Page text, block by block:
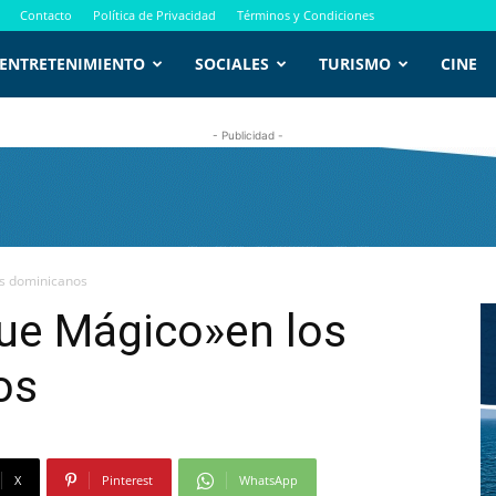
Contacto Política de Privacidad Términos y Condiciones
ENTRETENIMIENTO SOCIALES TURISMO CINE
- Publicidad -
dominicanos
Mágico»en los
X Pinterest WhatsApp